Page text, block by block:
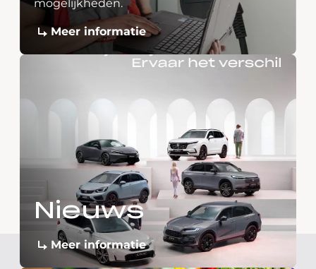
mogelijkheden.
Meer informatie
Nieuws
Meer informatie